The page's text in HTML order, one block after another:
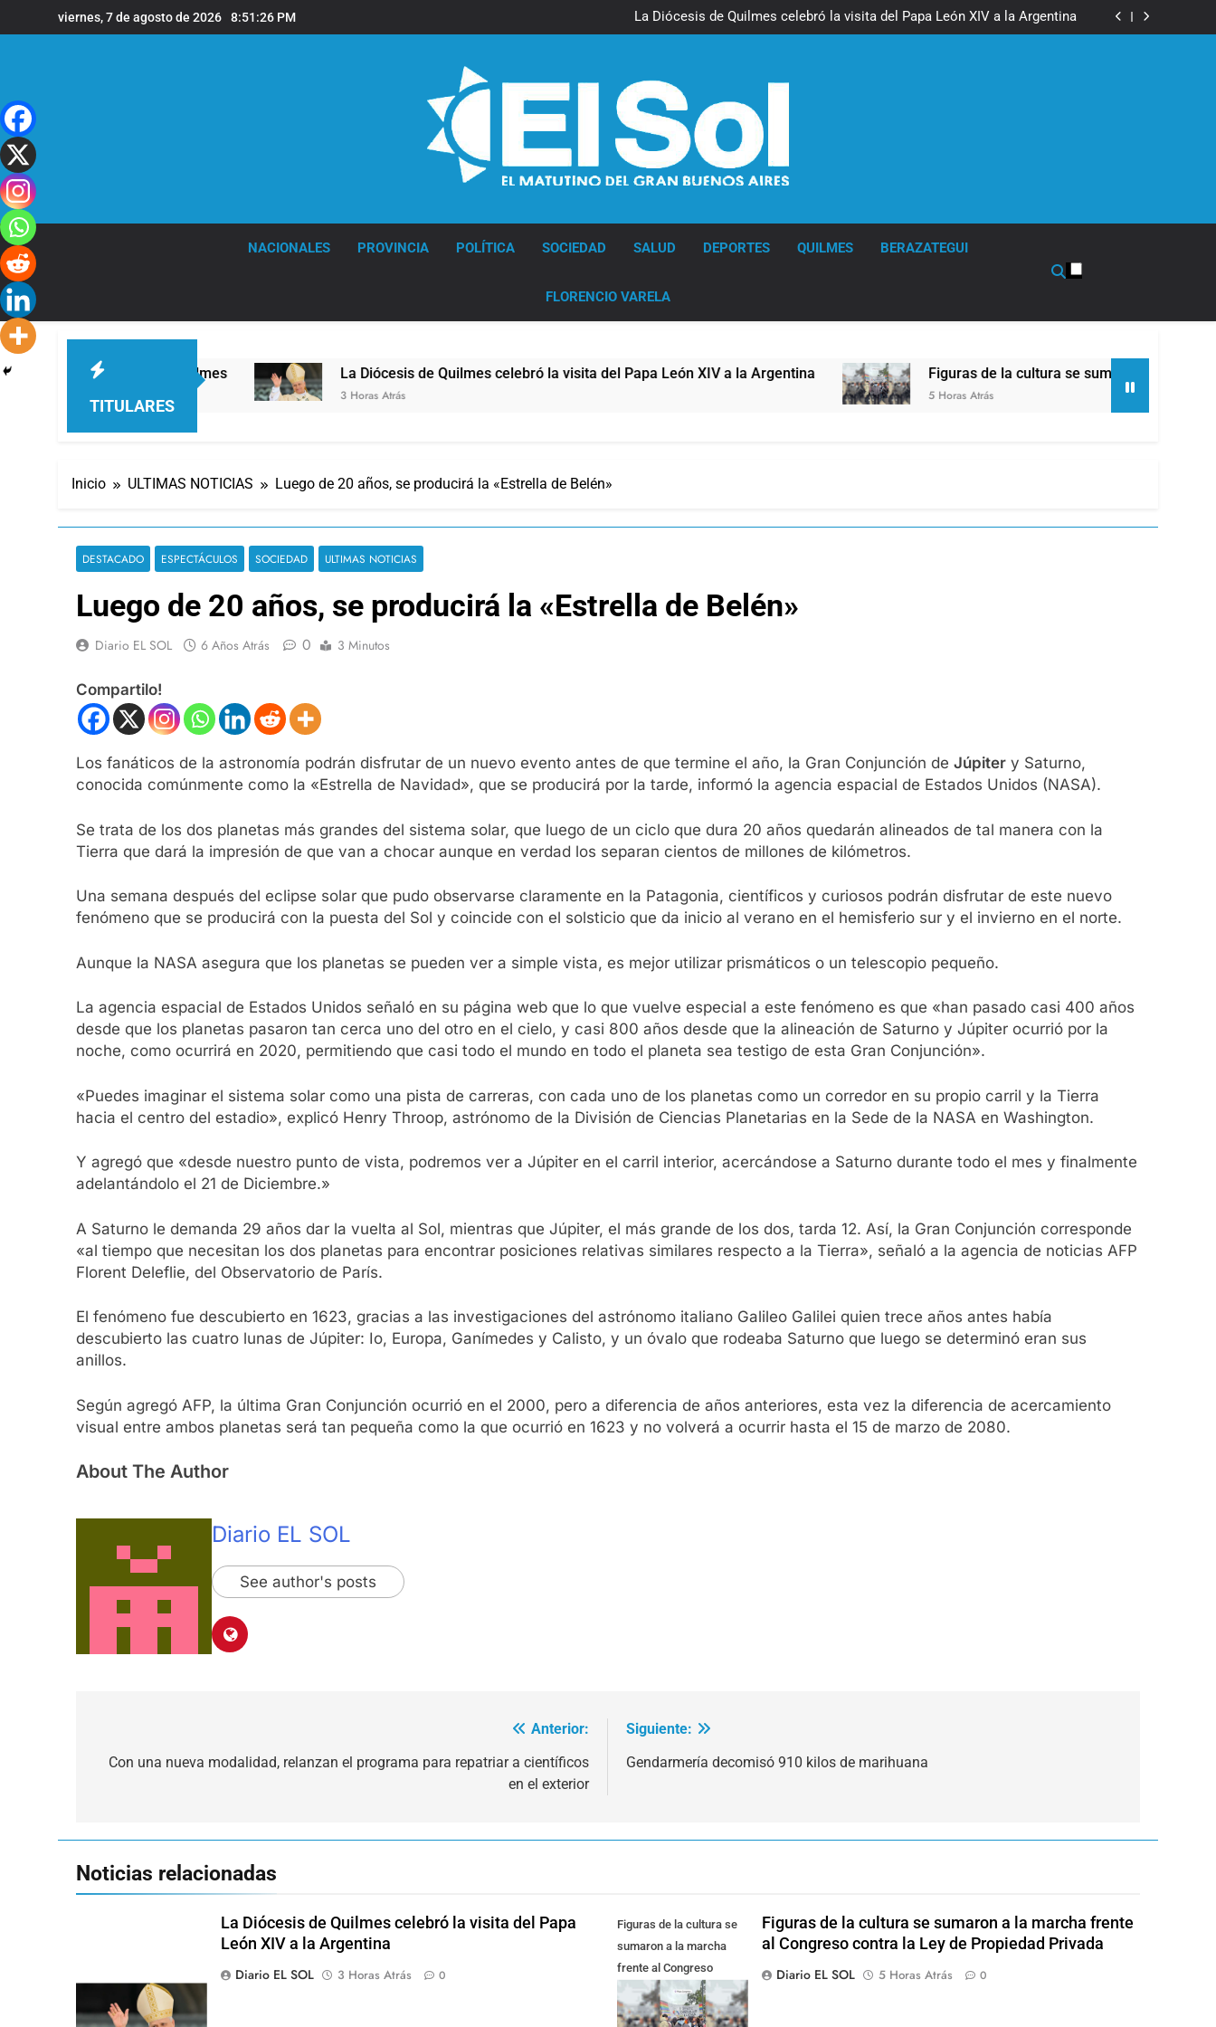
al
viernes, 7 de agosto de 2026 8:51:27 PM
La Diócesis de Quilmes celebró la visita del Papa León XIV a la Argentina
Figuras de la cultura se sumaron a la marcha frente al Congreso contra la
La Diócesis de Quilmes celebró la visita del Papa León XIV a la Argentina
Figuras de la cultura se sumaron a la marcha frente al Congreso contra la
Nueva jornada negativa para los activos argentinos: cayeron las acciones
en Wall Street y el riesgo país quedó al borde de los 450 puntos
NACIONALES PROVINCIA POLÍTICA SOCIEDAD SALUD DEPORTES QUILMES BERAZATEGUI
FLORENCIO VARELA
TITULARES
en la sede de Quilmes La Diócesis de Quilmes celebró la visita del Papa León XIV a la Argentina
3 Horas Atrás
Figuras de la cultura se sumaron a la marcha frente
5 Horas Atrás
Inicio ULTIMAS NOTICIAS Luego de 20 años, se producirá la «Estrella de Belén»
DESTACADO ESPECTÁCULOS SOCIEDAD ULTIMAS NOTICIAS
Luego de 20 años, se producirá la «Estrella de Belén»
Diario EL SOL 6 Años Atrás 0 3 Minutos
Compartilo!
Los fanáticos de la astronomía podrán disfrutar de un nuevo evento antes de que termine el año, la Gran Conjunción de Júpiter y Saturno,
conocida comúnmente como la «Estrella de Navidad», que se producirá por la tarde, informó la agencia espacial de Estados Unidos (NASA).
Se trata de los dos planetas más grandes del sistema solar, que luego de un ciclo que dura 20 años quedarán alineados de tal manera con la
Tierra que dará la impresión de que van a chocar aunque en verdad los separan cientos de millones de kilómetros.
Una semana después del eclipse solar que pudo observarse claramente en la Patagonia, científicos y curiosos podrán disfrutar de este nuevo
fenómeno que se producirá con la puesta del Sol y coincide con el solsticio que da inicio al verano en el hemisferio sur y el invierno en el norte.
Aunque la NASA asegura que los planetas se pueden ver a simple vista, es mejor utilizar prismáticos o un telescopio pequeño.
La agencia espacial de Estados Unidos señaló en su página web que lo que vuelve especial a este fenómeno es que «han pasado casi 400 años
desde que los planetas pasaron tan cerca uno del otro en el cielo, y casi 800 años desde que la alineación de Saturno y Júpiter ocurrió por la
noche, como ocurrirá en 2020, permitiendo que casi todo el mundo en todo el planeta sea testigo de esta Gran Conjunción».
«Puedes imaginar el sistema solar como una pista de carreras, con cada uno de los planetas como un corredor en su propio carril y la Tierra
hacia el centro del estadio», explicó Henry Throop, astrónomo de la División de Ciencias Planetarias en la Sede de la NASA en Washington.
Y agregó que «desde nuestro punto de vista, podremos ver a Júpiter en el carril interior, acercándose a Saturno durante todo el mes y finalmente
adelantándolo el 21 de Diciembre.»
A Saturno le demanda 29 años dar la vuelta al Sol, mientras que Júpiter, el más grande de los dos, tarda 12. Así, la Gran Conjunción corresponde
«al tiempo que necesitan los dos planetas para encontrar posiciones relativas similares respecto a la Tierra», señaló a la agencia de noticias AFP
Florent Deleflie, del Observatorio de París.
El fenómeno fue descubierto en 1623, gracias a las investigaciones del astrónomo italiano Galileo Galilei quien trece años antes había
descubierto las cuatro lunas de Júpiter: Io, Europa, Ganímedes y Calisto, y un óvalo que rodeaba Saturno que luego se determinó eran sus
anillos.
Según agregó AFP, la última Gran Conjunción ocurrió en el 2000, pero a diferencia de años anteriores, esta vez la diferencia de acercamiento
visual entre ambos planetas será tan pequeña como la que ocurrió en 1623 y no volverá a ocurrir hasta el 15 de marzo de 2080.
About The Author
Diario EL SOL
See author's posts
de
Anterior:
Con una nueva modalidad, relanzan el programa para repatriar a científicos
en el exterior
Siguiente:
Gendarmería decomisó 910 kilos de marihuana
Noticias relacionadas
La Diócesis de Quilmes celebró la visita del Papa
León XIV a la Argentina
Diario EL SOL
3 Horas Atrás 0
Figuras de la cultura se
sumaron a la marcha
frente al Congreso
contra la Ley de
Propiedad Privada
Figuras de la cultura se sumaron a la marcha frente
al Congreso contra la Ley de Propiedad Privada
Diario EL SOL
5 Horas Atrás 0